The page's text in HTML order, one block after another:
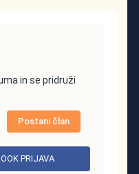
in se pridruži
Postani član
PRIJAVA